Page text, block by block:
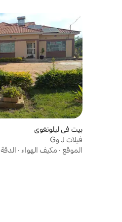
بيت في ليلونغوي
فيلات J وG
الموقع · مكيف الهواء · الدقة